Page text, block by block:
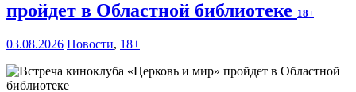
пройдет в Областной библиотеке 18+
03.08.2026 Новости, 18+